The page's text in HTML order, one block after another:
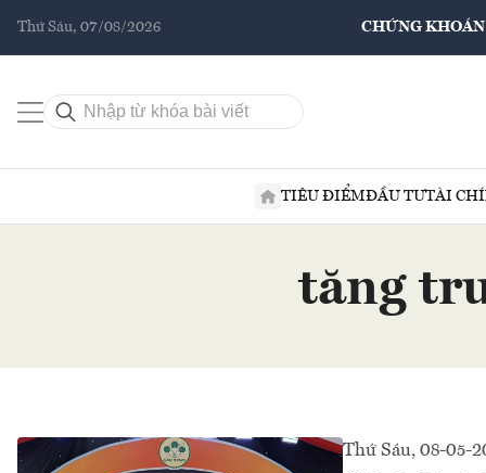
Thứ Sáu, 07/08/2026 CHỨNG KHOÁN
TIÊU ĐIỂMĐẦU TƯTÀI
tăng
Thứ Sáu, 08-05-